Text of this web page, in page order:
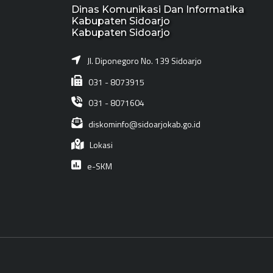
Dinas Komunikasi Dan Informatika
Kabupaten Sidoarjo
Kabupaten Sidoarjo
Jl. Diponegoro No. 139 Sidoarjo
031 - 8073915
031 - 8071604
diskominfo@sidoarjokab.go.id
Lokasi
e-SKM